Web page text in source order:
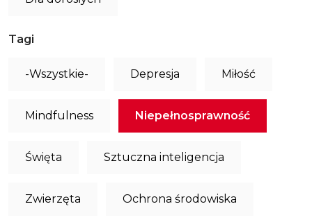
Tagi
-Wszystkie- Depresja Miłość
Mindfulness Niepełnosprawność
Święta Sztuczna inteligencja
Zwierzęta Ochrona środowiska